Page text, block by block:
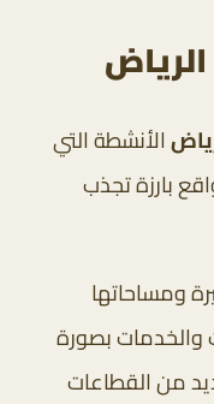
الأنشطة التي
بارزة تجذب
ومساحاتها
والخدمات بصورة
من القطاعات